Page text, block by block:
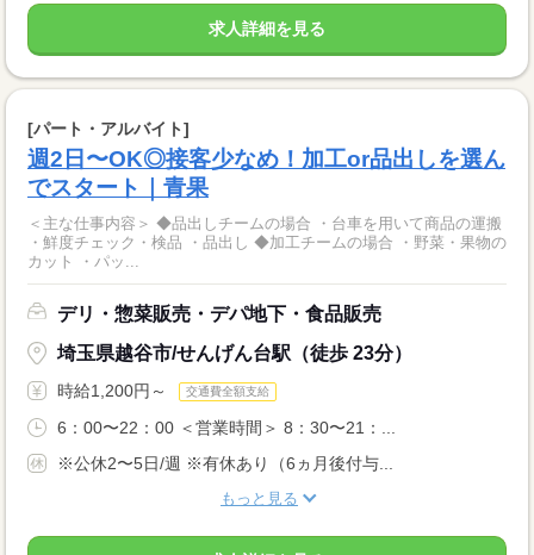
求人詳細を見る
[パート・アルバイト]
週2日〜OK◎接客少なめ！加工or品出しを選ん
でスタート｜青果
＜主な仕事内容＞ ◆品出しチームの場合 ・台車を用いて商品の運搬
・鮮度チェック・検品 ・品出し ◆加工チームの場合 ・野菜・果物の
カット ・パッ...
デリ・惣菜販売・デパ地下・食品販売
埼玉県越谷市/せんげん台駅（徒歩 23分）
時給1,200円～ 交通費全額支給
6：00〜22：00 ＜営業時間＞ 8：30〜21：...
※公休2〜5日/週 ※有休あり（6ヵ月後付与...
もっと見る